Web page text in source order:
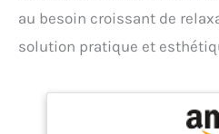
au besoin croissant de
solution pratique et